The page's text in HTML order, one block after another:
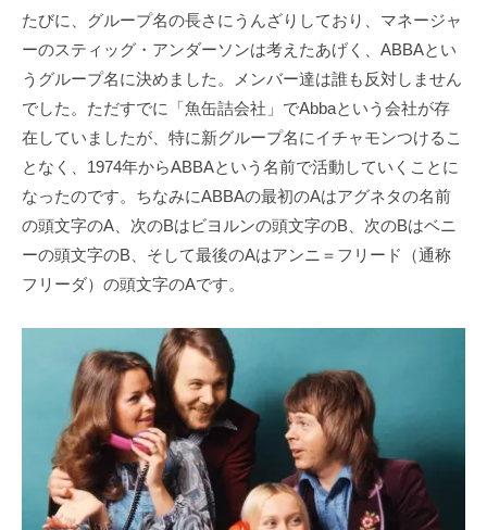
たびに、グループ名の長さにうんざりしており、マネージャ
ーのスティッグ・アンダーソンは考えたあげく、ABBAとい
うグループ名に決めました。メンバー達は誰も反対しません
でした。ただすでに「魚缶詰会社」でAbbaという会社が存
在していましたが、特に新グループ名にイチャモンつけるこ
となく、1974年からABBAという名前で活動していくことに
なったのです。ちなみにABBAの最初のAはアグネタの名前
の頭文字のA、次のBはビヨルンの頭文字のB、次のBはベニ
ーの頭文字のB、そして最後のAはアンニ＝フリード（通称
フリーダ）の頭文字のAです。